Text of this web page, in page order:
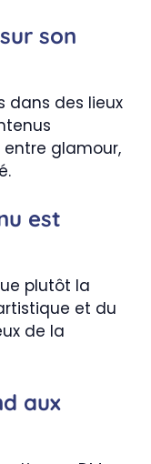
son
dans des lieux
entre glamour,
est
plutôt la
et du
de la
aux